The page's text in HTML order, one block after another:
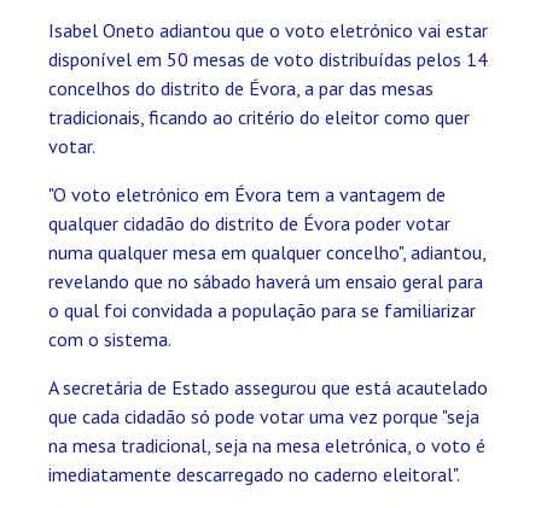
Isabel Oneto adiantou que o voto eletrónico vai estar
disponível em 50 mesas de voto distribuídas pelos 14
concelhos do distrito de Évora, a par das mesas
tradicionais, ficando ao critério do eleitor como quer
votar.
"O voto eletrónico em Évora tem a vantagem de
qualquer cidadão do distrito de Évora poder votar
numa qualquer mesa em qualquer concelho", adiantou,
revelando que no sábado haverá um ensaio geral para
o qual foi convidada a população para se familiarizar
com o sistema.
A secretária de Estado assegurou que está acautelado
que cada cidadão só pode votar uma vez porque "seja
na mesa tradicional, seja na mesa eletrónica, o voto é
imediatamente descarregado no caderno eleitoral".